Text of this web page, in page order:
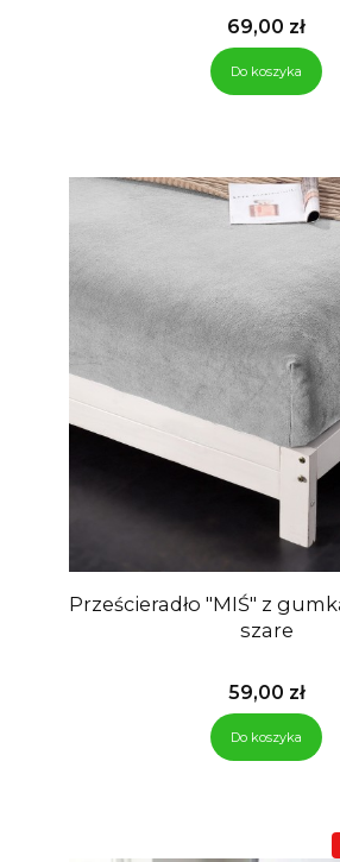
Cena
69,00 zł
Do koszyka
Prześcieradło "MIŚ" z
szare
Cena
59,00 zł
Do koszyka